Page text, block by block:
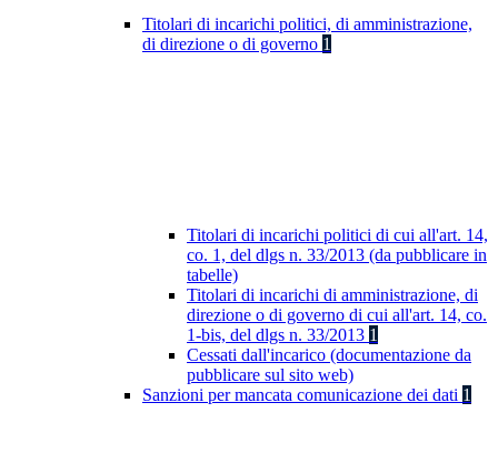
Titolari di incarichi politici, di amministrazione,
di direzione o di governo 1
Titolari di incarichi politici di cui all'art. 14,
co. 1, del dlgs n. 33/2013 (da pubblicare in
tabelle)
Titolari di incarichi di amministrazione, di
direzione o di governo di cui all'art. 14, co.
1-bis, del dlgs n. 33/2013 1
Cessati dall'incarico (documentazione da
pubblicare sul sito web)
Sanzioni per mancata comunicazione dei dati 1